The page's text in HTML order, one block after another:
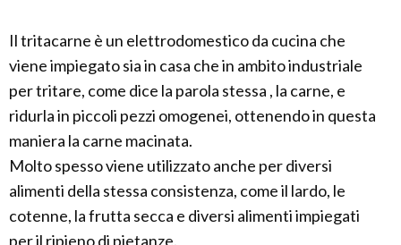
Il tritacarne è un elettrodomestico da cucina che
viene impiegato sia in casa che in ambito industriale
per tritare, come dice la parola stessa , la carne, e
ridurla in piccoli pezzi omogenei, ottenendo in questa
maniera la carne macinata.
Molto spesso viene utilizzato anche per diversi
alimenti della stessa consistenza, come il lardo, le
cotenne, la frutta secca e diversi alimenti impiegati
per il ripieno di pietanze.